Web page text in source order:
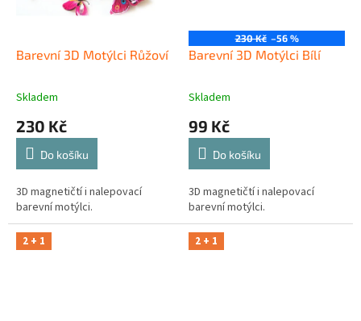
Barevní 3D Motýlci Růžoví
Skladem
230 Kč
Do košíku
3D magnetičtí i nalepovací
barevní motýlci.
230 Kč –56 %
Barevní 3D Motýlci Bílí
Skladem
99 Kč
Do košíku
3D magnetičtí i nalepovací
barevní motýlci.
2 + 1 2 + 1